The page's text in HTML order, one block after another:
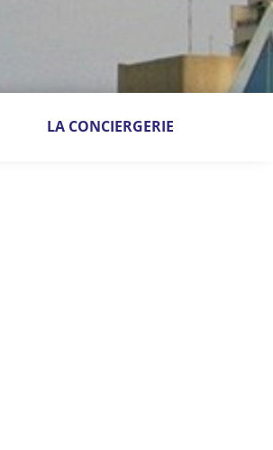
LA CONCIERGERIE